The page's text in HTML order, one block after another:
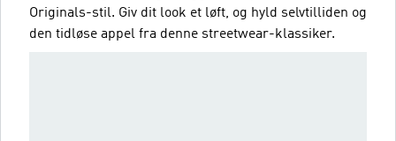
Originals-stil. Giv dit look et løft, og hyld selvtilliden og
den tidløse appel fra denne streetwear-klassiker.